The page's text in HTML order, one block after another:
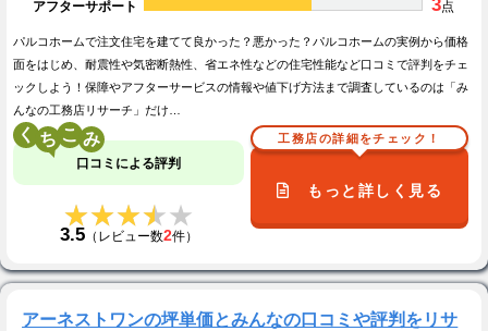
アフターサポート
3点
パルコホームで注文住宅を建てて良かった？悪かった？パルコホームの実例から価格
面をはじめ、耐震性や気密断熱性、省エネ性などの住宅性能など口コミで評判をチェ
ックしよう！保障やアフターサービスの情報や値下げ方法まで調査しているのは「み
んなの工務店リサーチ」だけ…
く こ
口コミによる評判
★★★★★
★★★★★
3.5（レビュー数2件）
工務店の詳細をチェック！
もっと詳しく見る
アーネストワンの坪単価とみんなの口コミや評判をリサ